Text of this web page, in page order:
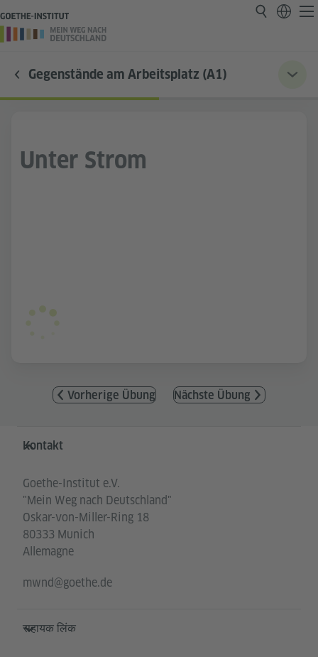
Gegenstände am Arbeitsplatz (A1)
Unter Strom
Vorherige Übung Nächste Übung
Service- und Informationsbereich
Kontakt
Goethe-Institut e.V.
"Mein Weg nach Deutschland"
Oskar-von-Miller-Ring 18
80333 Munich
Allemagne
mwnd@goethe.de
सहायक लिंक